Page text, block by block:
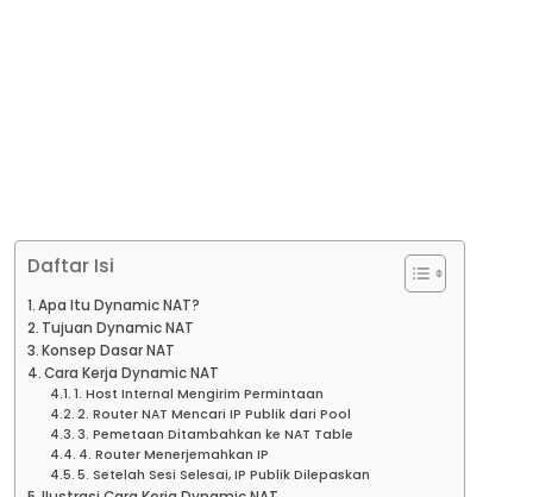
Daftar Isi
Apa Itu Dynamic NAT?
Tujuan Dynamic NAT
Konsep Dasar NAT
Cara Kerja Dynamic NAT
1. Host Internal Mengirim Permintaan
2. Router NAT Mencari IP Publik dari Pool
3. Pemetaan Ditambahkan ke NAT Table
4. Router Menerjemahkan IP
5. Setelah Sesi Selesai, IP Publik Dilepaskan